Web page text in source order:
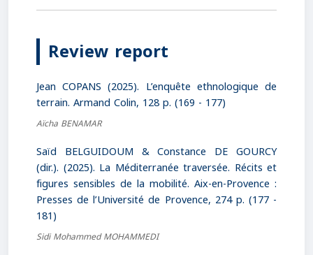
Review report
Jean COPANS (2025). L’enquête ethnologique de
terrain. Armand Colin, 128 p. (169 - 177)
Aïcha BENAMAR
Saïd BELGUIDOUM & Constance DE GOURCY
(dir.). (2025). La Méditerranée traversée. Récits et
figures sensibles de la mobilité. Aix-en-Provence :
Presses de l’Université de Provence, 274 p. (177 -
181)
Sidi Mohammed MOHAMMEDI